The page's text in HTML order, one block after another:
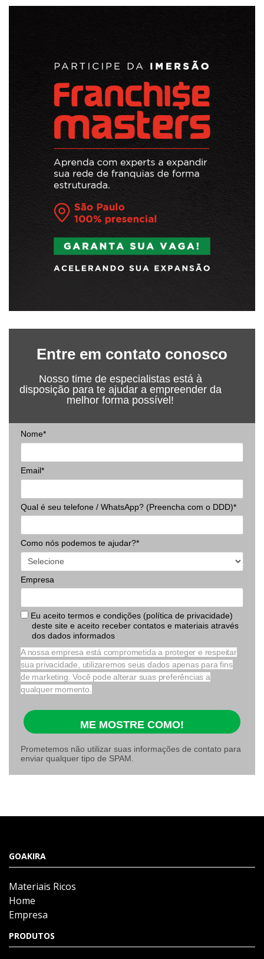
Entre em contato conosco
Nosso time de especialistas está à
disposição para te ajudar a empreender da
melhor forma possível!
Nome*
Email*
Qual é seu telefone / WhatsApp? (Preencha com o DDD)*
Como nós podemos te ajudar?*
Empresa
Eu aceito termos e condições (política de privacidade)
deste site e aceito receber contatos e materiais através
dos dados informados
A nossa empresa está comprometida a proteger e respeitar
sua privacidade, utilizaremos seus dados apenas para fins
de marketing. Você pode alterar suas preferências a
qualquer momento.
ME MOSTRE COMO!
Prometemos não utilizar suas informações de contato para
enviar qualquer tipo de SPAM.
GOAKIRA
Materiais Ricos
Home
Empresa
PRODUTOS